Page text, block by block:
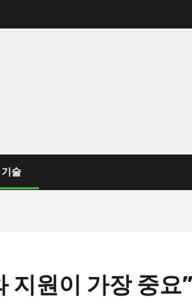
기술
지원이 가장 중요”